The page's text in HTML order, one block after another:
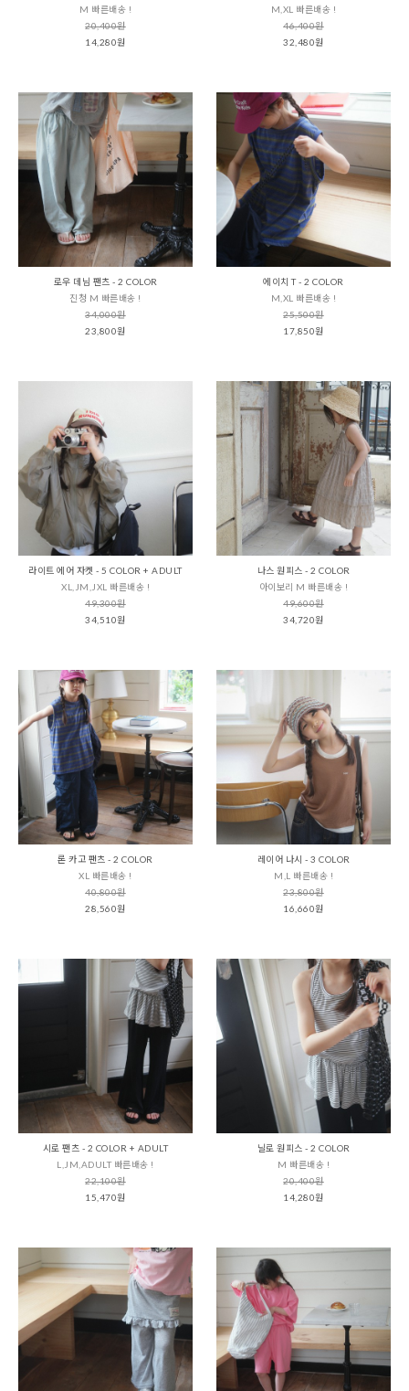
M 빠른배송 !
20,400원
14,280원
M,XL 빠른배송 !
46,400원
32,480원
로우 데님 팬츠 - 2 COLOR
진청 M 빠른배송 !
34,000원
23,800원
에이치 T - 2 COLOR
M,XL 빠른배송 !
25,500원
17,850원
라이트 에어 자켓 - 5 COLOR + ADULT
XL,JM,JXL 빠른배송 !
49,300원
34,510원
나스 원피스 - 2 COLOR
아이보리 M 빠른배송 !
49,600원
34,720원
론 카고 팬츠 - 2 COLOR
XL 빠른배송 !
40,800원
28,560원
레이어 나시 - 3 COLOR
M,L 빠른배송 !
23,800원
16,660원
시로 팬츠 - 2 COLOR + ADULT
L,JM,ADULT 빠른배송 !
22,100원
15,470원
닐로 원피스 - 2 COLOR
M 빠른배송 !
20,400원
14,280원